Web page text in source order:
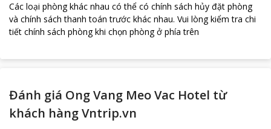
Các loại phòng khác nhau có thể có chính sách hủy đặt phòng
và chính sách thanh toán trước khác nhau. Vui lòng kiểm tra chi
tiết chính sách phòng khi chọn phòng ở phía trên
Đánh giá Ong Vang Meo Vac Hotel từ
khách hàng Vntrip.vn